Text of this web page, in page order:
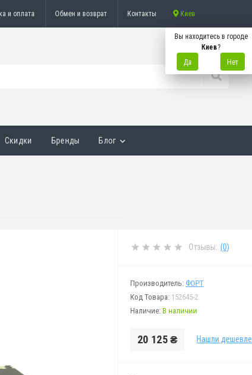
и оплата Обмен и возврат Контакты Киев
Вы находитесь в городе
Киев?
Да
Нет
Скидки Бренды Блог
Отзывы: (0)
Производитель: ФОРТ
Код Товара: 152645-2
Наличие: В наличии
20 125 ₴ Нашли